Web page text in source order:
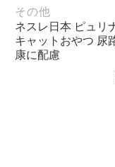
その他
ネスレ日本 ピュリ
キャットおやつ 尿
康に配慮